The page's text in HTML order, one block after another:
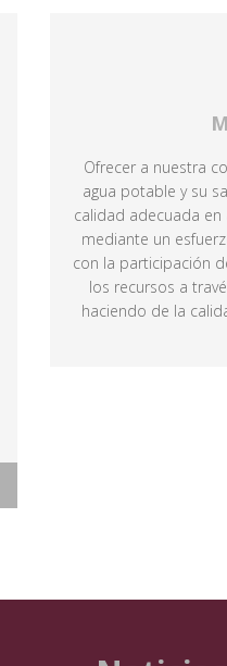
Ofrecer a nuestra
agua potable y su
calidad adecuada
mediante un
con la participación
los recursos a
haciendo de la